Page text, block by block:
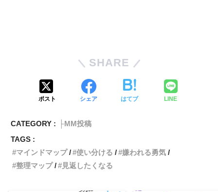
SHARE
ポスト シェア はてブ LINE
CATEGORY :
├MM投稿
TAGS :
マインドマップ
使い分ける
嫌われる勇気
整理マップ
見返したくなる